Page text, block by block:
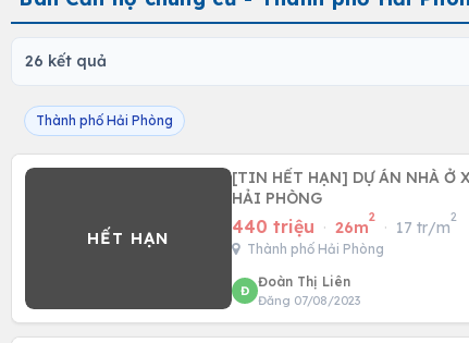
26 kết quả
Thành phố Hải Phòng
[TIN HẾT HẠN] DỰ ÁN NHÀ Ở
HẢI PHÒNG
440 triệu · 26m
2
· 17 tr/m
2
Thành phố Hải Phòng
Đ
Đoàn Thị Liên
Đăng 07/08/2023